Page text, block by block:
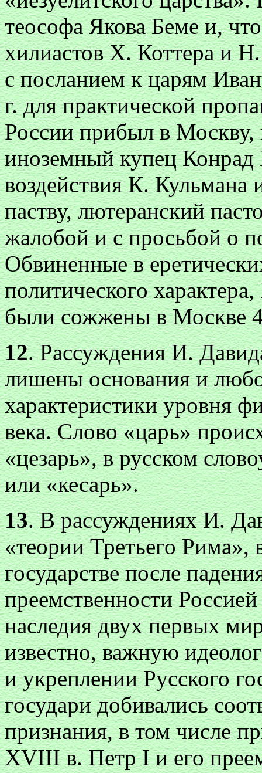
теософа Якова Беме и,
хилиастов X. Коттера и
с посланием к царям
г. для практической
России прибыл в Москву,
иноземный купец Конрад
воздействия К. Кульмана
паству, лютеранский
жалобой и с просьбой о
Обвиненные в
политического
были сожжены в Москве 4
12. Рассуждения И.
лишены основания и
характеристики уровня
века. Слово «царь»
«цезарь», в русском
или «кесарь».
13. В рассуждениях И.
«теории Третьего
государстве после
преемственности
наследия двух первых
известно, важную
и укреплении Русского
государи добивались
признания, в том числе
XVIII в. Петр I и его